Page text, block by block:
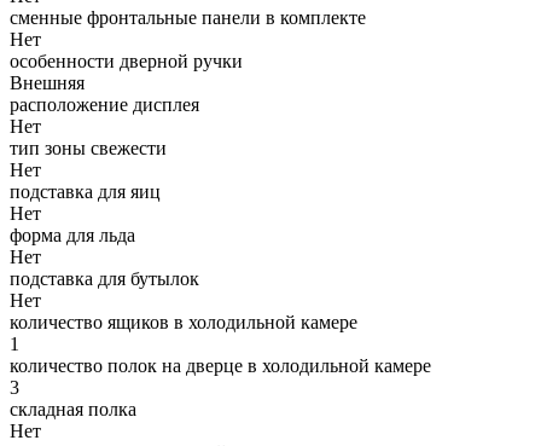
сменные фронтальные панели в комплекте
Нет
особенности дверной ручки
Внешняя
расположение дисплея
Нет
тип зоны свежести
Нет
подставка для яиц
Нет
форма для льда
Нет
подставка для бутылок
Нет
количество ящиков в холодильной камере
1
количество полок на дверце в холодильной камере
3
складная полка
Нет